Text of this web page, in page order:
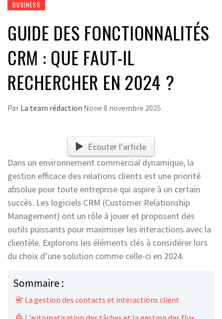
BUSINESS
GUIDE DES FONCTIONNALITÉS
CRM : QUE FAUT-IL
RECHERCHER EN 2024 ?
Par La team rédaction None 8 novembre 2025
Écouter l'article
Dans un environnement commercial dynamique, la
gestion efficace des relations clients est une priorité
absolue pour toute entreprise qui aspire à un certain
succès. Les logiciels CRM (Customer Relationship
Management) ont un rôle à jouer et proposent des
outils puissants pour maximiser les interactions avec la
clientèle. Explorons les éléments clés à considérer lors
du choix d’une solution comme celle-ci en 2024.
Sommaire :
📇 La gestion des contacts et interactions client